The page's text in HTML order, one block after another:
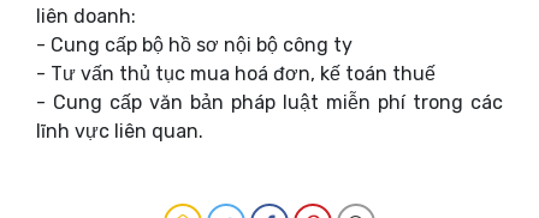
liên doanh:
- Cung cấp bộ hồ sơ nội bộ công ty
- Tư vấn thủ tục mua hoá đơn, kế toán thuế
- Cung cấp văn bản pháp luật miễn phí trong các
lĩnh vực liên quan.